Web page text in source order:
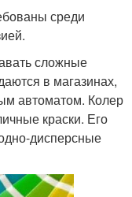
среди
сложные
в магазинах,
автоматом. Колер
краски. Его
дисперсные